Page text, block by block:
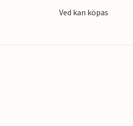
Ved kan köpas